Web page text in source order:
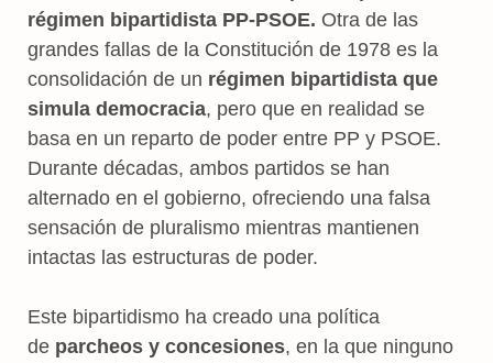
régimen bipartidista PP-PSOE. Otra de las
grandes fallas de la Constitución de 1978 es la
consolidación de un régimen bipartidista que
simula democracia, pero que en realidad se
basa en un reparto de poder entre PP y PSOE.
Durante décadas, ambos partidos se han
alternado en el gobierno, ofreciendo una falsa
sensación de pluralismo mientras mantienen
intactas las estructuras de poder.
Este bipartidismo ha creado una política
de parcheos y concesiones, en la que ninguno